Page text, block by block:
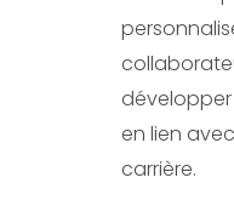
en lien
carrière.